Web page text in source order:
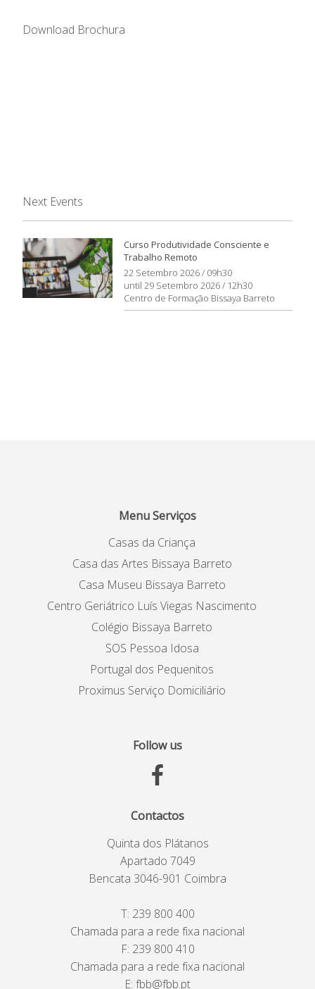
Download Brochura
Next Events
Curso Produtividade Consciente e
Trabalho Remoto
22 Setembro 2026 / 09h30
until 29 Setembro 2026 / 12h30
Centro de Formação Bissaya Barreto
Menu Serviços
Casas da Criança
Casa das Artes Bissaya Barreto
Casa Museu Bissaya Barreto
Centro Geriátrico Luís Viegas Nascimento
Colégio Bissaya Barreto
SOS Pessoa Idosa
Portugal dos Pequenitos
Proximus Serviço Domiciliário
Follow us
Contactos
Quinta dos Plátanos
Apartado 7049
Bencata 3046-901 Coimbra
T: 239 800 400
Chamada para a rede fixa nacional
F: 239 800 410
Chamada para a rede fixa nacional
E: fbb@fbb.pt